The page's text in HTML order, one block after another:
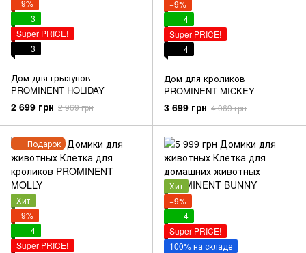
−9%
3
Super PRICE!
3
Дом для грызунов
PROMINENT HOLIDAY
2 699 грн 2 969 грн
−9%
4
Super PRICE!
4
Дом для кроликов
PROMINENT MICKEY
3 699 грн 4 069 грн
Подарок
Хит
−9%
4
Super PRICE!
Хит
−9%
4
Super PRICE!
100% на складе